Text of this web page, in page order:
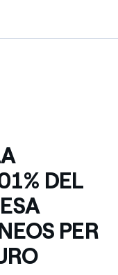
DEL
PER